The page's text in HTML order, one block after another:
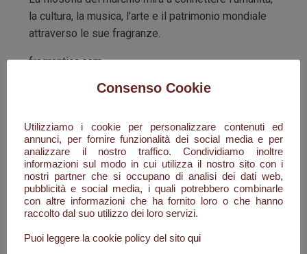
la cultura, la musica, l'arte e il patrimonio mondiale
attraverso le sue fragranze.
fragrantica.com
La collezione inaugurale, denominata "Love
qualità, ciascuna progettata per evocare diverse
emozioni e momenti legati all'amore.
Successivamente, il brand ha introdotto la "Caravan
Collection", una serie di fragranze che riflettono il
desiderio di raggiungere l'apice della perfezione,
ispirate ai motivi orientali e alle combinazioni
Consenso Cookie
Utilizziamo i cookie per personalizzare contenuti ed
annunci, per fornire funzionalità dei social media e per
analizzare il nostro traffico. Condividiamo inoltre
informazioni sul modo in cui utilizza il nostro sito con i
nostri partner che si occupano di analisi dei dati web,
pubblicità e social media, i quali potrebbero combinarle
con altre informazioni che ha fornito loro o che hanno
raccolto dal suo utilizzo dei loro servizi.
Puoi leggere la cookie policy del sito qui